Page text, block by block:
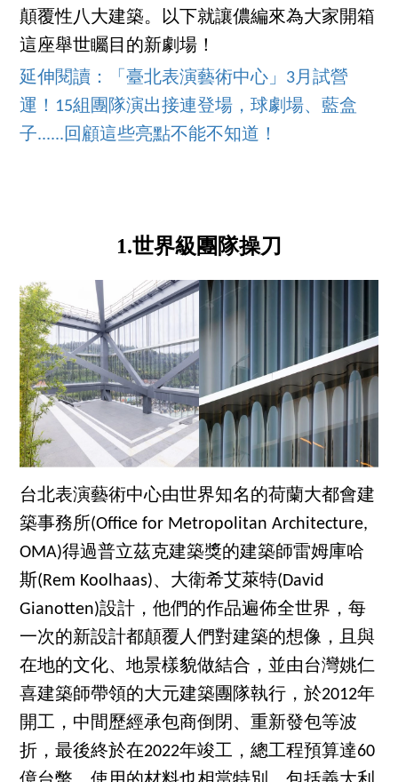
顛覆性八大建築。以下就讓儂編來為大家開箱
這座舉世矚目的新劇場！
延伸閱讀：「臺北表演藝術中心」3月試營
運！15組團隊演出接連登場，球劇場、藍盒
子......回顧這些亮點不能不知道！
1.世界級團隊操刀
台北表演藝術中心由世界知名的荷蘭大都會建
築事務所(Office for Metropolitan Architecture,
OMA)得過普立茲克建築獎的建築師雷姆庫哈
斯(Rem Koolhaas)、大衛希艾萊特(David
Gianotten)設計，他們的作品遍佈全世界，每
一次的新設計都顛覆人們對建築的想像，且與
在地的文化、地景樣貌做結合，並由台灣姚仁
喜建築師帶領的大元建築團隊執行，於2012年
開工，中間歷經承包商倒閉、重新發包等波
折，最後終於在2022年竣工，總工程預算達60